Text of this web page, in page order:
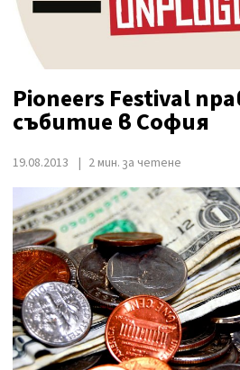
Pioneers Festival
събитие в София
19.08.2013 2 мин. за четене